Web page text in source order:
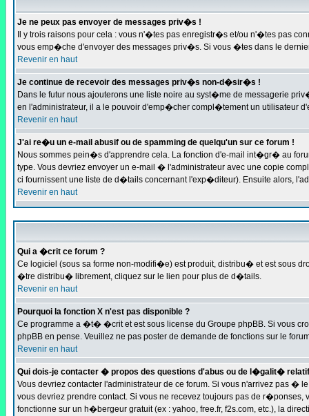
Je ne peux pas envoyer de messages priv�s !
Il y trois raisons pour cela : vous n'�tes pas enregistr�s et/ou n'�tes pas
vous emp�che d'envoyer des messages priv�s. Si vous �tes dans le
Revenir en haut
Je continue de recevoir des messages priv�s non-d�sir�s !
Dans le futur nous ajouterons une liste noire au syst�me de messagerie
en l'administrateur, il a le pouvoir d'emp�cher compl�tement un utilisateur
Revenir en haut
J'ai re�u un e-mail abusif ou de spamming de quelqu'un sur ce forum !
Nous sommes pein�s d'apprendre cela. La fonction d'e-mail int�gr� au
type. Vous devriez envoyer un e-mail � l'administrateur avec une copie
ci fournissent une liste de d�tails concernant l'exp�diteur). Ensuite alors,
Revenir en haut
Qui a �crit ce forum ?
Ce logiciel (sous sa forme non-modifi�e) est produit, distribu� et est sous
�tre distribu� librement, cliquez sur le lien pour plus de d�tails.
Revenir en haut
Pourquoi la fonction X n'est pas disponible ?
Ce programme a �t� �crit et est sous license du Groupe phpBB. Si vous
phpBB en pense. Veuillez ne pas poster de demande de fonctions sur le
Revenir en haut
Qui dois-je contacter � propos des questions d'abus ou de l�galit�
Vous devriez contacter l'administrateur de ce forum. Si vous n'arrivez pas �
vous devriez prendre contact. Si vous ne recevez toujours pas de
fonctionne sur un h�bergeur gratuit (ex : yahoo, free.fr, f2s.com, etc.), la